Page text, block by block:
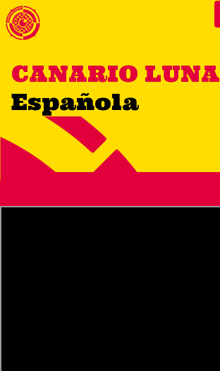
CANARIO LUNA
Española